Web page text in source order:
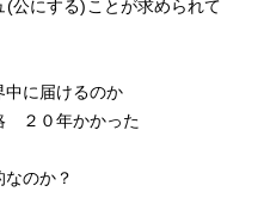
結果的に使命を果たすこと
公にする)ことが求められて
中に届けるのか
２０年かかった
のか？